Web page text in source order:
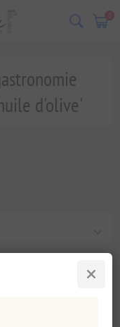
0
d'olive'